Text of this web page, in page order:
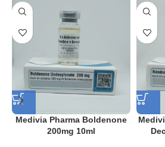
Medivia Pharma Boldenone
200mg 10ml